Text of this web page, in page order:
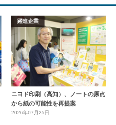
躍進企業
ニヨド印刷（高知）、ノートの原点
から紙の可能性を再提案
2026年07月25日